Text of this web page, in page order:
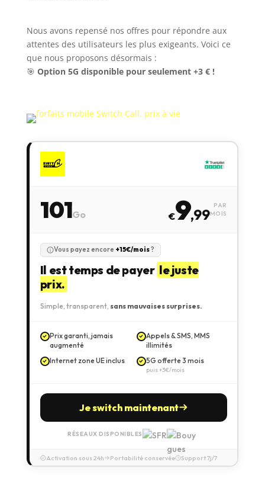
Nous avons repensé nos offres pour répondre aux
attentes des utilisateurs les plus exigeants. Voici ce
que nous proposons désormais :
🎯 Option 5G disponible pour seulement +3 € !
101Go €9,99
PAR
MOIS
Vous payez encore +15€/mois?
Il est temps de payer le juste
prix.
Simple, transparent, sans mauvaises surprises.
Prix garanti, jamais
augmenté
Appels & SMS, MMS
illimités
Internet zone UE inclus
5G offerte 3 mois
puis +3€/mois
Je switch maintenant
RÉSEAUX DISPONIBLES
Activation sous 24h Portabilité conservée Support 7j/7